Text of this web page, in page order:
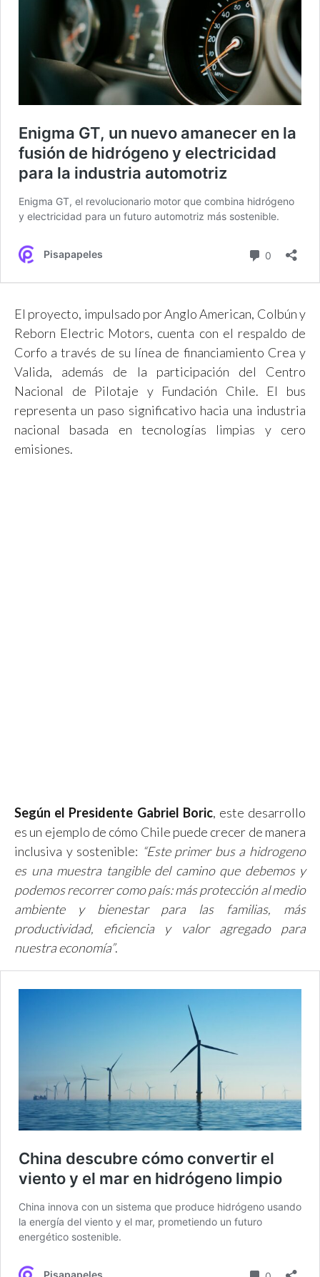
El proyecto, impulsado por Anglo American, Colbún y
Reborn Electric Motors, cuenta con el respaldo de
Corfo a través de su línea de financiamiento Crea y
Valida, además de la participación del Centro
Nacional de Pilotaje y Fundación Chile. El bus
representa un paso significativo hacia una industria
nacional basada en tecnologías limpias y cero
emisiones.
Según el Presidente Gabriel Boric, este desarrollo
es un ejemplo de cómo Chile puede crecer de manera
inclusiva y sostenible: “Este primer bus a hidrogeno
es una muestra tangible del camino que debemos y
podemos recorrer como país: más protección al medio
ambiente y bienestar para las familias, más
productividad, eficiencia y valor agregado para
nuestra economía”.